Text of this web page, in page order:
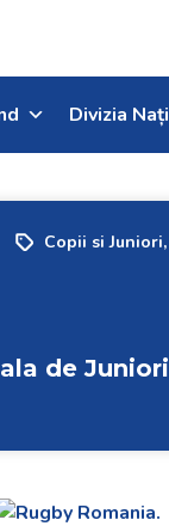
Divizia
Copii si Juniori,
de